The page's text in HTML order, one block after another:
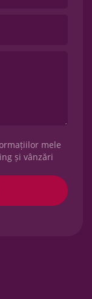
mele
și vânzări